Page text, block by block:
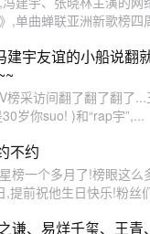
,单曲蝉联亚洲新歌榜四
建宇友谊的小船说翻
榜采访间翻了翻了翻了...
岁你suo! )和“rap宇”,...
不约
榜一个多月了!榜眼这么
,提前祝他生日快乐!粉丝
谦、易烊千玺、王